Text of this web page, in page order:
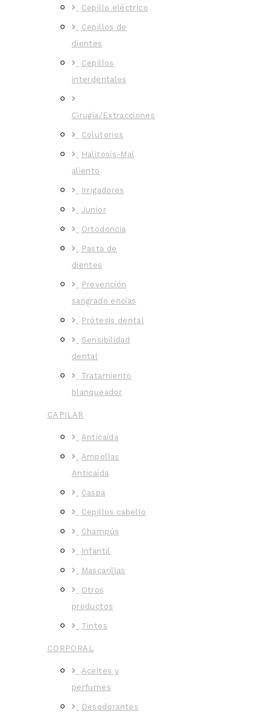
Cepillo eléctrico
Cepillos de
dientes
Cepillos
interdentales
Cirugía/Extracciones
Colutorios
Halitosis-Mal
aliento
Irrigadores
Junior
Ortodoncia
Pasta de
dientes
Prevención
sangrado encías
Prótesis dental
Sensibilidad
dental
Tratamiento
blanqueador
CAPILAR
Anticaída
Ampollas
Anticaída
Caspa
Cepillos cabello
Champús
Infantil
Mascarillas
Otros
productos
Tintes
CORPORAL
Aceites y
perfumes
Desodorantes